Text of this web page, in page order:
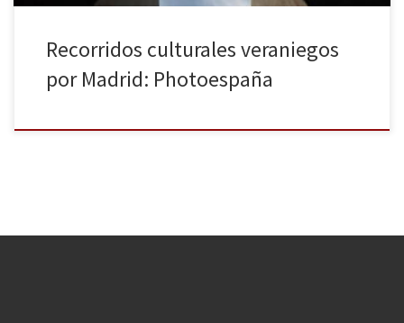
Recorridos culturales veraniegos
por Madrid: Photoespaña